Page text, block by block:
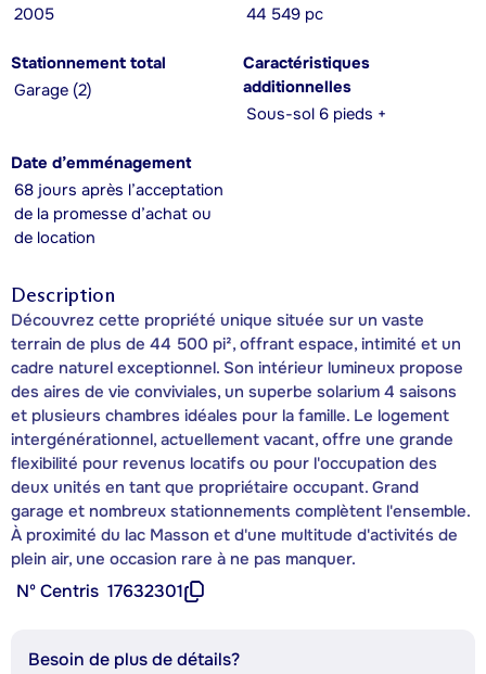
2005
44 549 pc
Stationnement total
Garage (2)
Caractéristiques
additionnelles
Sous-sol 6 pieds +
Date d’emménagement
68 jours après l’acceptation
de la promesse d’achat ou
de location
Description
Découvrez cette propriété unique située sur un vaste
terrain de plus de 44 500 pi², offrant espace, intimité et un
cadre naturel exceptionnel. Son intérieur lumineux propose
des aires de vie conviviales, un superbe solarium 4 saisons
et plusieurs chambres idéales pour la famille. Le logement
intergénérationnel, actuellement vacant, offre une grande
flexibilité pour revenus locatifs ou pour l'occupation des
deux unités en tant que propriétaire occupant. Grand
garage et nombreux stationnements complètent l'ensemble.
À proximité du lac Masson et d'une multitude d'activités de
plein air, une occasion rare à ne pas manquer.
Nº Centris 17632301
Besoin de plus de détails?